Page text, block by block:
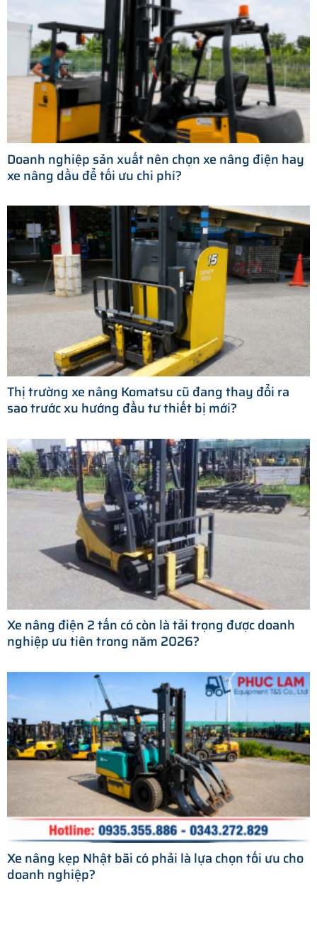
Doanh nghiệp sản xuất nên chọn xe nâng điện hay
xe nâng dầu để tối ưu chi phí?
Thị trường xe nâng Komatsu cũ đang thay đổi ra
sao trước xu hướng đầu tư thiết bị mới?
Xe nâng điện 2 tấn có còn là tải trọng được doanh
nghiệp ưu tiên trong năm 2026?
Xe nâng kẹp Nhật bãi có phải là lựa chọn tối ưu cho
doanh nghiệp?